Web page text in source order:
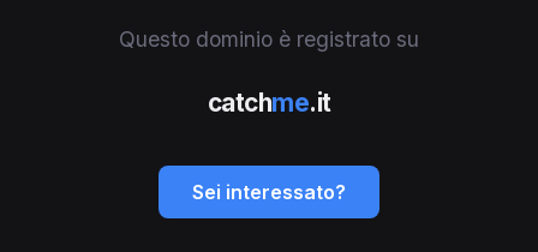
Questo dominio è registrato su
catchme.it
Sei interessato?